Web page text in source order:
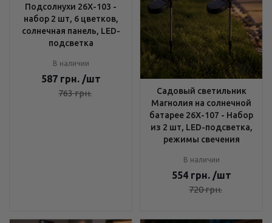
Подсолнухи 26X-103 -
набор 2 шт, 6 цветков,
солнечная панель, LED-
подсветка
В наличии
587 грн. /шт
763грн.
Садовый светильник
Магнолия на солнечной
батарее 26X-107 - Набор
из 2 шт, LED-подсветка,
режимы свечения
В наличии
554 грн. /шт
720грн.